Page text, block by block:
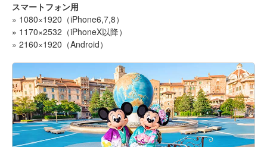
スマートフォン用
» 1080×1920（iPhone6,7,8）
» 1170×2532（iPhoneX以降）
» 2160×1920（Android）